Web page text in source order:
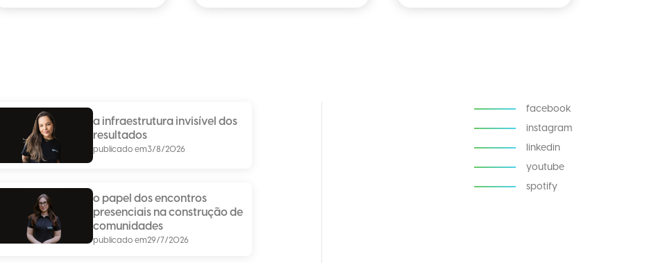
a infraestrutura invisível dos
resultados
publicado em3/8/2026
o papel dos encontros
presenciais na construção de
comunidades
publicado em29/7/2026
facebook
instagram
linkedin
youtube
spotify